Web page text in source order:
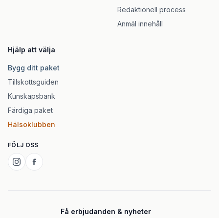
Redaktionell process
Anmäl innehåll
Hjälp att välja
Bygg ditt paket
Tillskottsguiden
Kunskapsbank
Färdiga paket
Hälsoklubben
FÖLJ OSS
Få erbjudanden & nyheter